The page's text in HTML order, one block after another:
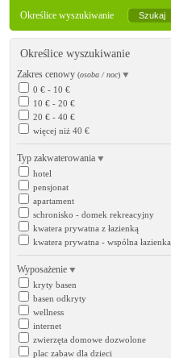
Określice wyszukiwanie
Określice wyszukiwanie
Zakres cenowy (osoba / noc)
0 € - 10 €
10 € - 20 €
20 € - 40 €
więcej niż 40 €
Typ zakwaterowania
hotel
pensjonat
apartament
schronisko - domek rekreacyjny
kwatera prywatna z łazienką
kwatera prywatna - wspólna łazienka
Wyposażenie
kryty basen
basen odkryty
wellness
internet
zwierzęta domowe dozwolone
plac zabaw dla dzieci